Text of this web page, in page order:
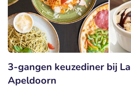
3-gangen keuzediner bij
Apeldoorn